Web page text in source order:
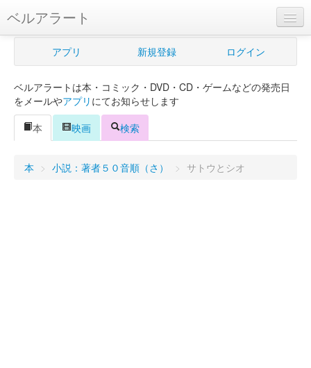
ベルアラート
ベルアラートとは
新規登録
ログイン
アプリ 新規登録 ログイン
ベルアラートは本・コミック・DVD・CD・ゲームなどの発売日
をメールやアプリ にてお知らせします
本
映画 検索
本 > 小説：著者５０音順（さ） > サトウとシオ